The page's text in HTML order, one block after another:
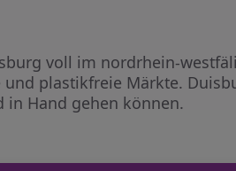
voll im nordrhein-
plastikfreie Märkte.
in Hand gehen können.